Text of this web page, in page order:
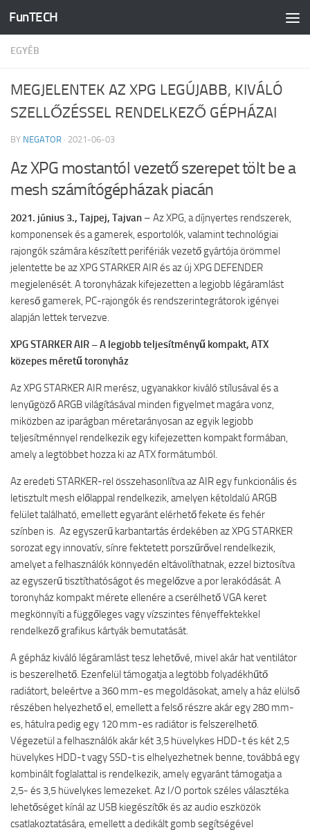
Skip to content
FunTECH
EGYÉB
MEGJELENTEK AZ XPG LEGÚJABB, KIVÁLÓ
SZELLŐZÉSSEL RENDELKEZŐ GÉPHÁZAI
BY NEGATOR · 2021-06-03
Az XPG mostantól vezető szerepet tölt be a
mesh számítógépházak piacán
2021. június 3., Tajpej, Tajvan – Az XPG, a díjnyertes rendszerek,
komponensek és a gamerek, esportolók, valamint technológiai
rajongók számára készített perifériák vezető gyártója örömmel
jelentette be az XPG STARKER AIR és az új XPG DEFENDER
megjelenését. A toronyházak kifejezetten a legjobb légáramlást
kereső gamerek, PC-rajongók és rendszerintegrátorok igényei
alapján lettek tervezve.
XPG STARKER AIR – A legjobb teljesítményű kompakt, ATX
közepes méretű toronyház
Az XPG STARKER AIR merész, ugyanakkor kiváló stílusával és a
lenyűgöző ARGB világításával minden figyelmet magára vonz,
miközben az iparágban méretarányosan az egyik legjobb
teljesítménnyel rendelkezik egy kifejezetten kompakt formában,
amely a legtöbbet hozza ki az ATX formátumból.
Az eredeti STARKER-rel összehasonlítva az AIR egy funkcionális és
letisztult mesh előlappal rendelkezik, amelyen kétoldalú ARGB
felület található, emellett egyaránt elérhető fekete és fehér
színben is. Az egyszerű karbantartás érdekében az XPG STARKER
sorozat egy innovatív, sínre fektetett porszűrővel rendelkezik,
amelyet a felhasználók könnyedén eltávolíthatnak, ezzel biztosítva
az egyszerű tisztíthatóságot és megelőzve a por lerakódását. A
toronyház kompakt mérete ellenére a cserélhető VGA keret
megkönnyíti a függőleges vagy vízszintes fényeffektekkel
rendelkező grafikus kártyák bemutatását.
A gépház kiváló légáramlást tesz lehetővé, mivel akár hat ventilátor
is beszerelhető. Ezenfelül támogatja a legtöbb folyadékhűtő
radiátort, beleértve a 360 mm-es megoldásokat, amely a ház elülső
részében helyezhető el, emellett a felső részre akár egy 280 mm-
es, hátulra pedig egy 120 mm-es radiátor is felszerelhető.
Végezetül a felhasználók akár két 3,5 hüvelykes HDD-t és két 2,5
hüvelykes HDD-t vagy SSD-t is elhelyezhetnek benne, továbbá egy
kombinált foglalattal is rendelkezik, amely egyaránt támogatja a
2,5- és 3,5 hüvelykes lemezeket. Az I/O portok széles választéka
lehetőséget kínál az USB kiegészítők és az audio eszközök
csatlakoztatására, emellett a dedikált gomb segítségével